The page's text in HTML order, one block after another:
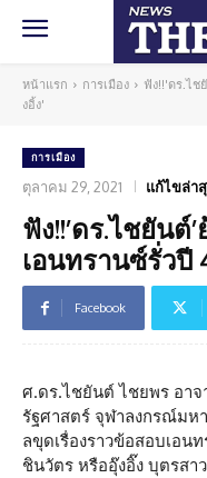
หน้าแรก การเมือง
ฟัง!!'ดร.ไช
งอิ้ง'
การเมือง
ตุลาคม 29, 2021 แก้ไขล่า
ฟัง!!’ดร.ไชยัน
เอนทรานซ์รั่วปี
Facebook
ศ.ดร.ไชยันต์ ไชยพร อา
รัฐศาสตร์ จุฬาลงกรณ์มห
ลขุดเรื่องราวข้อสอบเอน
ชินวัตร หรืออุ๊งอิ๊ง บุตรส